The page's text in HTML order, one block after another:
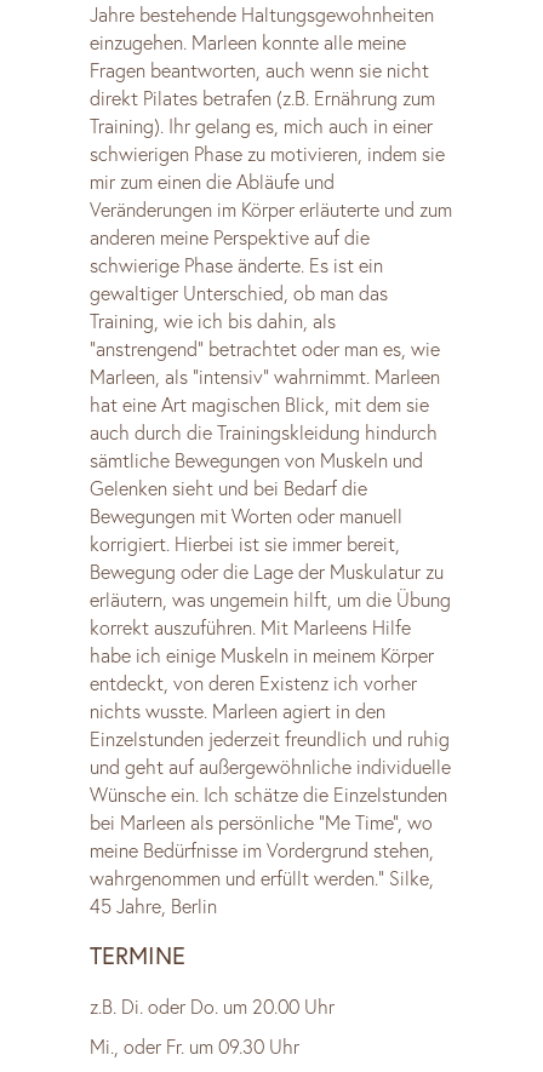
Jahre bestehende Haltungsgewohnheiten
einzugehen. Marleen konnte alle meine
Fragen beantworten, auch wenn sie nicht
direkt Pilates betrafen (z.B. Ernährung zum
Training). Ihr gelang es, mich auch in einer
schwierigen Phase zu motivieren, indem sie
mir zum einen die Abläufe und
Veränderungen im Körper erläuterte und zum
anderen meine Perspektive auf die
schwierige Phase änderte. Es ist ein
gewaltiger Unterschied, ob man das
Training, wie ich bis dahin, als
“anstrengend” betrachtet oder man es, wie
Marleen, als “intensiv” wahrnimmt. Marleen
hat eine Art magischen Blick, mit dem sie
auch durch die Trainingskleidung hindurch
sämtliche Bewegungen von Muskeln und
Gelenken sieht und bei Bedarf die
Bewegungen mit Worten oder manuell
korrigiert. Hierbei ist sie immer bereit,
Bewegung oder die Lage der Muskulatur zu
erläutern, was ungemein hilft, um die Übung
korrekt auszuführen. Mit Marleens Hilfe
habe ich einige Muskeln in meinem Körper
entdeckt, von deren Existenz ich vorher
nichts wusste. Marleen agiert in den
Einzelstunden jederzeit freundlich und ruhig
und geht auf außergewöhnliche individuelle
Wünsche ein. Ich schätze die Einzelstunden
bei Marleen als persönliche “Me Time”, wo
meine Bedürfnisse im Vordergrund stehen,
wahrgenommen und erfüllt werden.” Silke,
45 Jahre, Berlin
TERMINE
z.B. Di. oder Do. um 20.00 Uhr
Mi., oder Fr. um 09.30 Uhr